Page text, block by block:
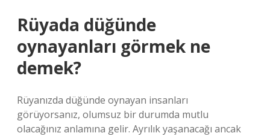
Rüyada düğünde
oynayanları görmek ne
demek?
Rüyanızda düğünde oynayan insanları
görüyorsanız, olumsuz bir durumda mutlu
olacağınız anlamına gelir. Ayrılık yaşanacağı ancak